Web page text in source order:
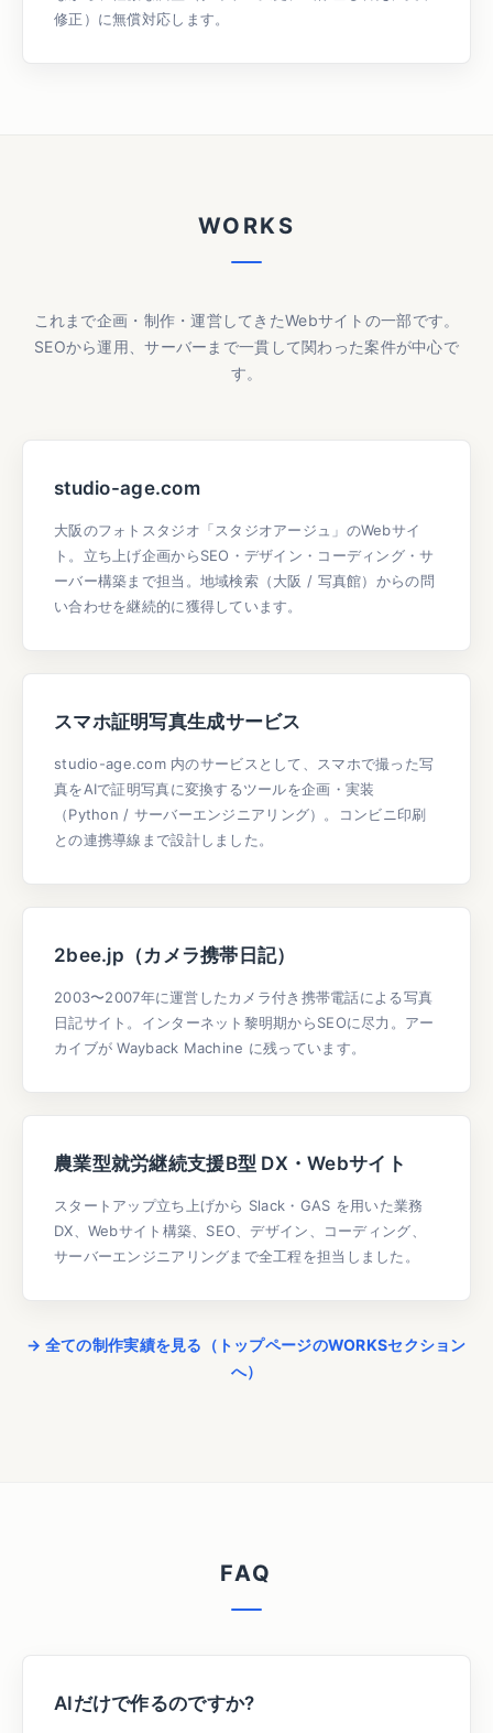
修正）に無償対応します。
WORKS
これまで企画・制作・運営してきたWebサイトの一部です。
SEOから運用、サーバーまで一貫して関わった案件が中心で
す。
studio-age.com
大阪のフォトスタジオ「スタジオアージュ」のWebサイ
ト。立ち上げ企画からSEO・デザイン・コーディング・サ
ーバー構築まで担当。地域検索（大阪 / 写真館）からの問
い合わせを継続的に獲得しています。
スマホ証明写真生成サービス
studio-age.com 内のサービスとして、スマホで撮った写
真をAIで証明写真に変換するツールを企画・実装
（Python / サーバーエンジニアリング）。コンビニ印刷
との連携導線まで設計しました。
2bee.jp（カメラ携帯日記）
2003〜2007年に運営したカメラ付き携帯電話による写真
日記サイト。インターネット黎明期からSEOに尽力。アー
カイブが Wayback Machine に残っています。
農業型就労継続支援B型 DX・Webサイト
スタートアップ立ち上げから Slack・GAS を用いた業務
DX、Webサイト構築、SEO、デザイン、コーディング、
サーバーエンジニアリングまで全工程を担当しました。
→ 全ての制作実績を見る（トップページのWORKSセクション
へ）
FAQ
AIだけで作るのですか?